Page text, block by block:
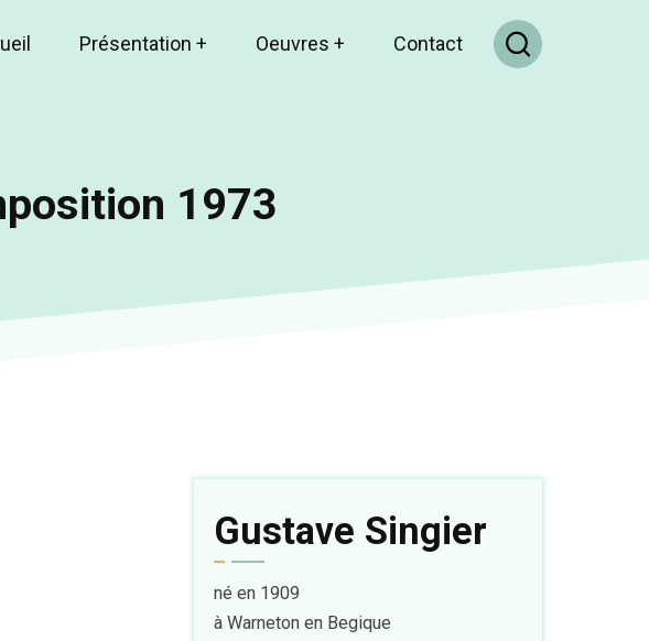
Présentation + Oeuvres + Contact
1973
Gustave Singier
né en 1909
à Warneton en Begique